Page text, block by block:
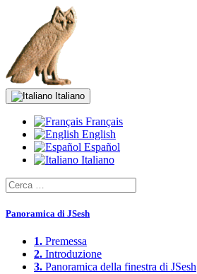
Italiano
Français
English
Español
Italiano
Panoramica di JSesh
1. Premessa
2. Introduzione
3. Panoramica della finestra di JSesh